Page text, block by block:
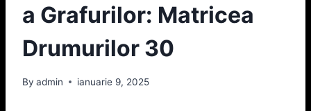
a Grafurilor: Matricea
Drumurilor 30
By admin ianuarie 9, 2025